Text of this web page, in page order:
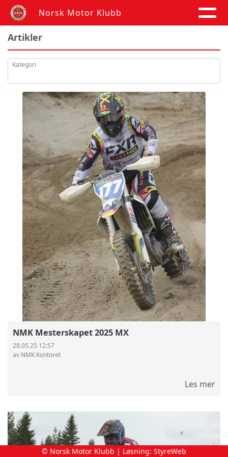
Norsk Motor Klubb
Artikler
Kategori
NMK Mesterskapet 2025 MX
28.05.25 12:57
av NMK Kontoret
Les mer
© Norsk Motor Klubb | Løsning: StyreWeb